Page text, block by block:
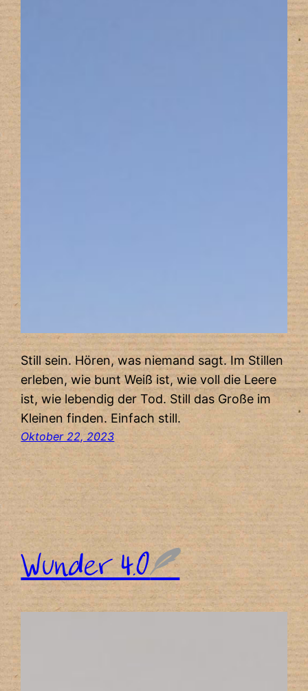
Still sein. Hören, was niemand sagt. Im Stillen
erleben, wie bunt Weiß ist, wie voll die Leere
ist, wie lebendig der Tod. Still das Große im
Kleinen finden. Einfach still.
Oktober 22, 2023
Wunder 4.0